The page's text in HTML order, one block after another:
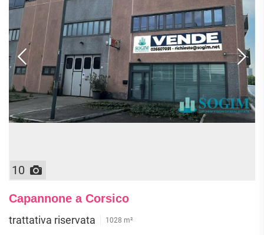
10
Capannone a Corsico
trattativa riservata 1028 m²